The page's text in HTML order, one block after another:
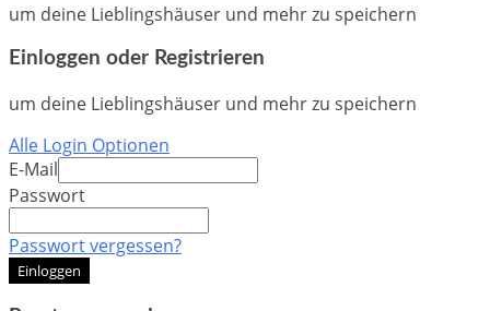
um deine Lieblingshäuser und mehr zu speichern
Einloggen oder Registrieren
um deine Lieblingshäuser und mehr zu speichern
Alle Login Optionen
E-Mail
Passwort
Passwort vergessen?
Einloggen